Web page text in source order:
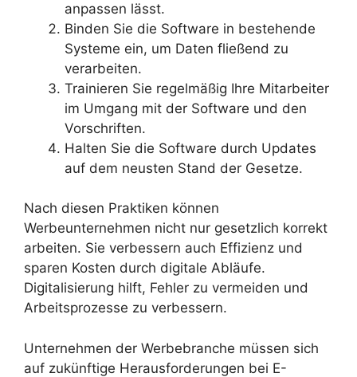
anpassen lässt.
Binden Sie die Software in bestehende
Systeme ein, um Daten fließend zu
verarbeiten.
Trainieren Sie regelmäßig Ihre Mitarbeiter
im Umgang mit der Software und den
Vorschriften.
Halten Sie die Software durch Updates
auf dem neusten Stand der Gesetze.
Nach diesen Praktiken können
Werbeunternehmen nicht nur gesetzlich korrekt
arbeiten. Sie verbessern auch Effizienz und
sparen Kosten durch digitale Abläufe.
Digitalisierung hilft, Fehler zu vermeiden und
Arbeitsprozesse zu verbessern.
Unternehmen der Werbebranche müssen sich
auf zukünftige Herausforderungen bei E-